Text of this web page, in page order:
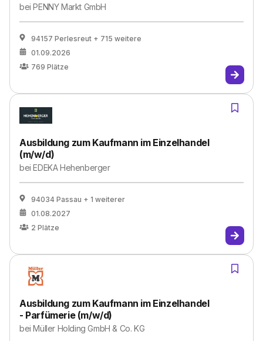
beiPENNY Markt GmbH
94157 Perlesreut + 715 weitere
01.09.2026
769 Plätze
Ausbildung zum Kaufmann im Einzelhandel
(m/w/d)
beiEDEKA Hehenberger
94034 Passau + 1 weiterer
01.08.2027
2 Plätze
Ausbildung zum Kaufmann im Einzelhandel
- Parfümerie (m/w/d)
beiMüller Holding GmbH & Co. KG